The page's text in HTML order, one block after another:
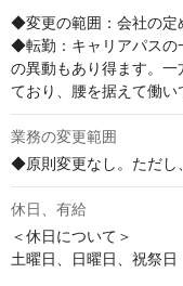
◆変更の範囲：会社の定
◆転勤：キャリアパスの
の異動もあり得ます。
ており、腰を据えて働い
業務の変更範囲
◆原則変更なし。ただし
休日、有給
＜休日について＞
土曜日、日曜日、祝祭日